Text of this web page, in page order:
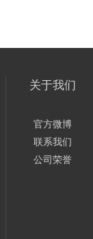
关于我们
官方微博
联系我们
公司荣誉